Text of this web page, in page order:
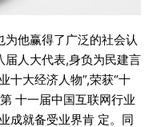
他赢得了广泛的社会认
人大代表,身负为民建言
十大经济人物”,荣获“十
十一届中国互联网行业
成就备受业界肯 定。同